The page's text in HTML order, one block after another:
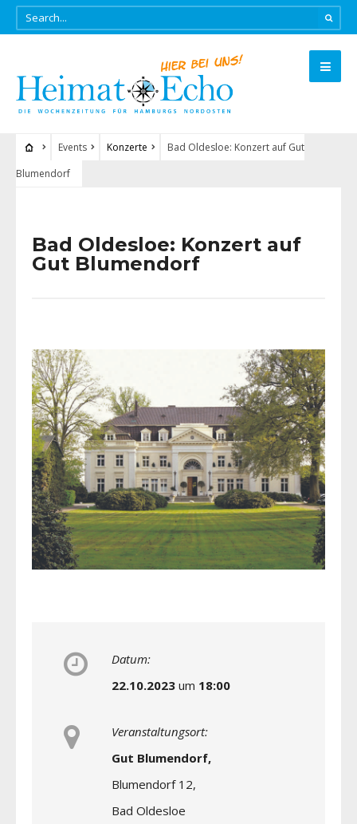
Events Konzerte
Bad Oldesloe: Konzert auf Gut
Blumendorf
Bad Oldesloe: Konzert auf
Gut Blumendorf
Datum:
22.10.2023 um 18:00
Veranstaltungsort:
Gut Blumendorf,
Blumendorf 12,
Bad Oldesloe